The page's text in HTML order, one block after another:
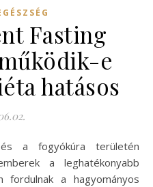
Fasting
e
hatásos
a leghatékonyabb
fordulnak a hagyományos